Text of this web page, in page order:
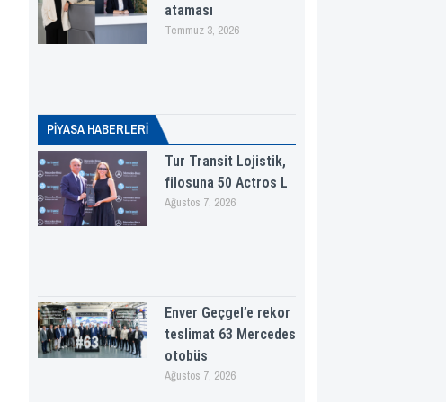
ataması
Temmuz 3, 2026
PİYASA HABERLERI
Tur Transit Lojistik,
filosuna 50 Actros L
Ağustos 7, 2026
Enver Geçgel’e rekor
teslimat 63 Mercedes
otobüs
Ağustos 7, 2026